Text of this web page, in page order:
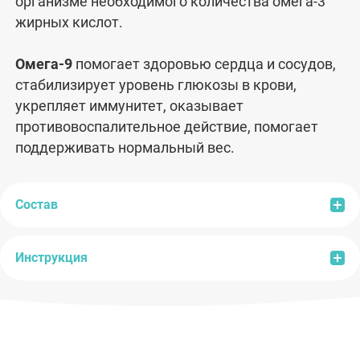
жирных кислот.
Омега-9 помогает здоровью сердца и сосудов,
стабилизирует уровень глюкозы в крови,
укрепляет иммунитет, оказывает
противовоспалительное действие, помогает
поддерживать нормальный вес.
Состав
Состав:масло льняное рафинированное,
Инструкция